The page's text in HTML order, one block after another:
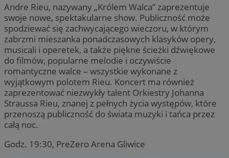
Andre Rieu, nazywany „Królem Walca” zaprezentuje
swoje nowe, spektakularne show. Publiczność może
spodziewać się zachwycającego wieczoru, w którym
zabrzmi mieszanka ponadczasowych klasyków opery,
musicali i operetek, a także piękne ścieżki dźwiękowe
do filmów, popularne melodie i oczywiście
romantyczne walce – wszystkie wykonane z
wyjątkowym polotem Rieu. Koncert ma również
zaprezentować niezwykły talent Orkiestry Johanna
Straussa Rieu, znanej z pełnych życia występów, które
przenoszą publiczność do świata muzyki i tańca przez
całą noc.
Godz. 19:30, PreZero Arena Gliwice